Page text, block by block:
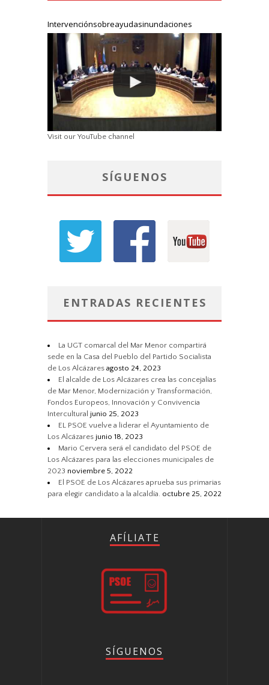
Intervenciónsobreayudasinundaciones
Visit our YouTube channel
SÍGUENOS
ENTRADAS RECIENTES
La UGT comarcal del Mar Menor compartirá
sede en la Casa del Pueblo del Partido Socialista
de Los Alcázares agosto 24, 2023
El alcalde de Los Alcázares crea las concejalías
de Mar Menor, Modernización y Transformación,
Fondos Europeos, Innovación y Convivencia
Intercultural junio 25, 2023
EL PSOE vuelve a liderar el Ayuntamiento de
Los Alcázares junio 18, 2023
Mario Cervera será el candidato del PSOE de
Los Alcázares para las elecciones municipales de
2023 noviembre 5, 2022
El PSOE de Los Alcázares aprueba sus primarias
para elegir candidato a la alcaldía. octubre 25, 2022
AFÍLIATE
SÍGUENOS